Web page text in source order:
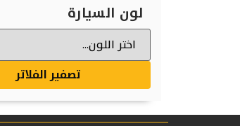
لون السيارة
تصفير الفلاتر